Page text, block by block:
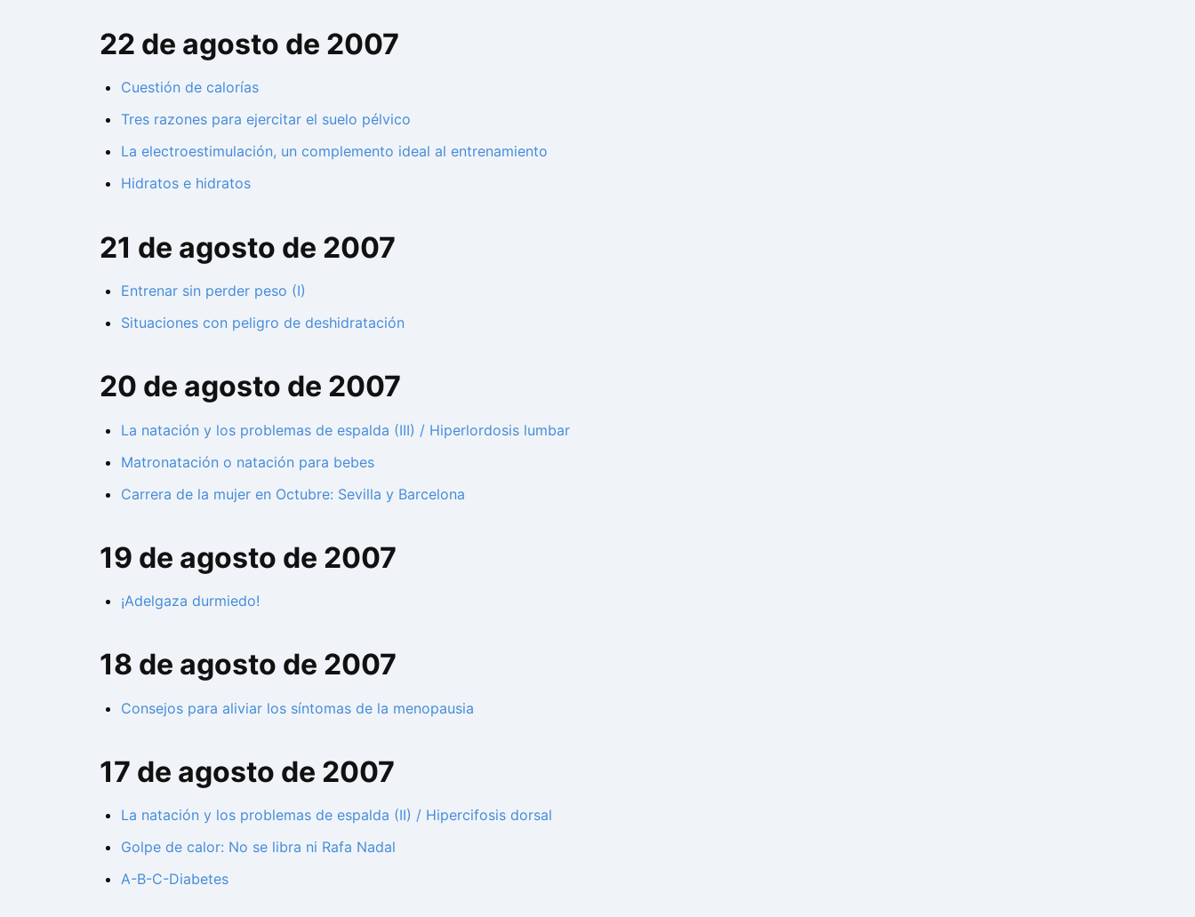
22 de agosto de 2007
Cuestión de calorías
Tres razones para ejercitar el suelo pélvico
La electroestimulación, un complemento ideal al entrenamiento
Hidratos e hidratos
21 de agosto de 2007
Entrenar sin perder peso (I)
Situaciones con peligro de deshidratación
20 de agosto de 2007
La natación y los problemas de espalda (III) / Hiperlordosis lumbar
Matronatación o natación para bebes
Carrera de la mujer en Octubre: Sevilla y Barcelona
19 de agosto de 2007
¡Adelgaza durmiedo!
18 de agosto de 2007
Consejos para aliviar los síntomas de la menopausia
17 de agosto de 2007
La natación y los problemas de espalda (II) / Hipercifosis dorsal
Golpe de calor: No se libra ni Rafa Nadal
A-B-C-Diabetes